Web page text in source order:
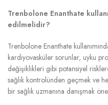
Trenbolone Enanthate
edilmelidir?
Trenbolone Enanthate
kardiyovasküler sorunlar, uyku
değişiklikleri gibi potansiyel
sağlık kontrolünden geçmek ve
bir sağlık uzmanına danışmak